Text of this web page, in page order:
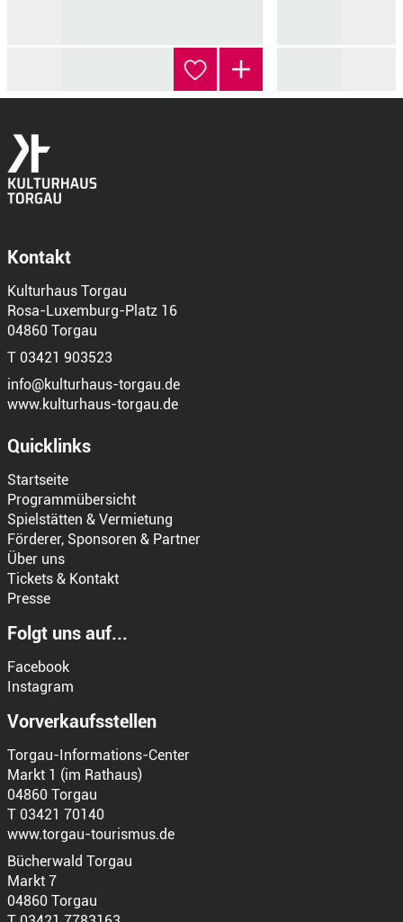
Kontakt
Kulturhaus Torgau
Rosa-Luxemburg-Platz 16
04860 Torgau
T 03421 903523
info@kulturhaus-torgau.de
www.kulturhaus-torgau.de
Quicklinks
Startseite
Programmübersicht
Spielstätten & Vermietung
Förderer, Sponsoren & Partner
Über uns
Tickets & Kontakt
Presse
Folgt uns auf...
Facebook
Instagram
Vorverkaufsstellen
Torgau-Informations-Center
Markt 1 (im Rathaus)
04860 Torgau
T 03421 70140
www.torgau-tourismus.de
Bücherwald Torgau
Markt 7
04860 Torgau